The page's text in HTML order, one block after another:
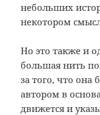
небольших
некотором
Но это также и
большая нить
за того, что
автором в
движется и